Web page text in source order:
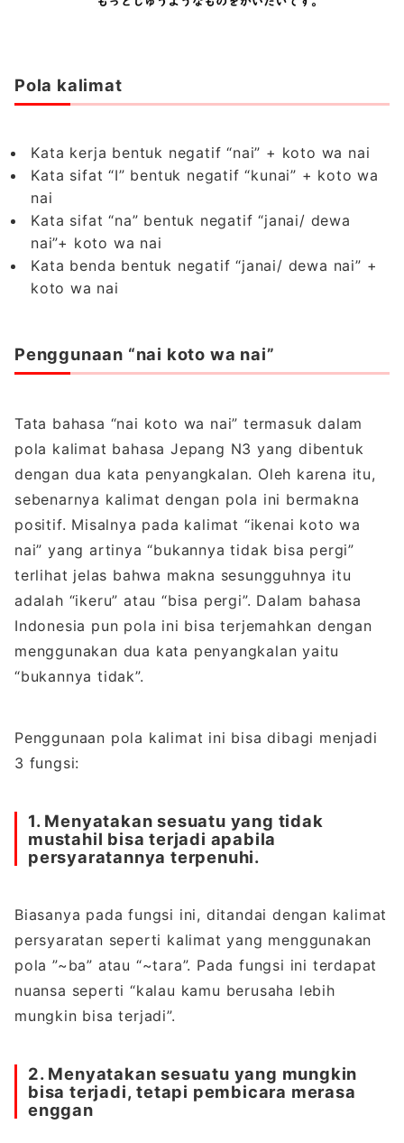
Pola kalimat
Kata kerja bentuk negatif “nai” + koto wa nai
Kata sifat “I” bentuk negatif “kunai” + koto wa
nai
Kata sifat “na” bentuk negatif “janai/ dewa
nai”+ koto wa nai
Kata benda bentuk negatif “janai/ dewa nai” +
koto wa nai
Penggunaan “nai koto wa nai”
Tata bahasa “nai koto wa nai” termasuk dalam
pola kalimat bahasa Jepang N3 yang dibentuk
dengan dua kata penyangkalan. Oleh karena itu,
sebenarnya kalimat dengan pola ini bermakna
positif. Misalnya pada kalimat “ikenai koto wa
nai” yang artinya “bukannya tidak bisa pergi”
terlihat jelas bahwa makna sesungguhnya itu
adalah “ikeru” atau “bisa pergi”. Dalam bahasa
Indonesia pun pola ini bisa terjemahkan dengan
menggunakan dua kata penyangkalan yaitu
“bukannya tidak”.
Penggunaan pola kalimat ini bisa dibagi menjadi
3 fungsi:
1. Menyatakan sesuatu yang tidak
mustahil bisa terjadi apabila
persyaratannya terpenuhi.
Biasanya pada fungsi ini, ditandai dengan kalimat
persyaratan seperti kalimat yang menggunakan
pola ”~ba” atau “~tara”. Pada fungsi ini terdapat
nuansa seperti “kalau kamu berusaha lebih
mungkin bisa terjadi”.
2. Menyatakan sesuatu yang mungkin
bisa terjadi, tetapi pembicara merasa
enggan